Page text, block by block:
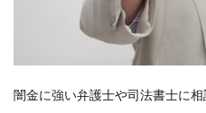
闇金に強い弁護士や司法書士に相